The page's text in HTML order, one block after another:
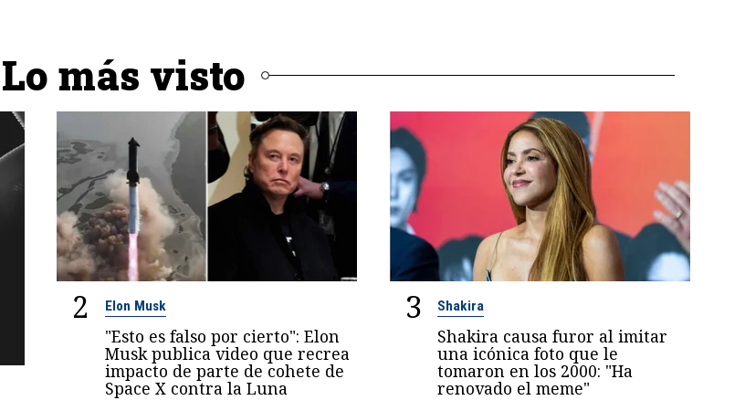
Lo más visto
2 Elon Musk
"Esto es falso por cierto": Elon
Musk publica video que recrea
impacto de parte de cohete de
Space X contra la Luna
3 Shakira
Shakira causa furor al imitar
una icónica foto que le
tomaron en los 2000: "Ha
renovado el meme"